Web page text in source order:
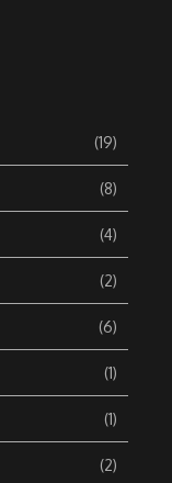
(19)
(8)
(4)
(2)
(6)
(1)
(1)
(2)